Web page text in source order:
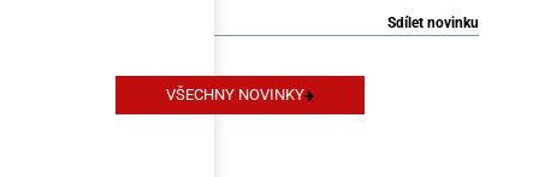
Sdílet novinku
VŠECHNY NOVINKY